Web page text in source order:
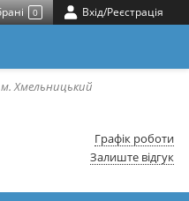
0 Вхід/Реєстрація
Хмельницький
Графік роботи
Залиште відгук